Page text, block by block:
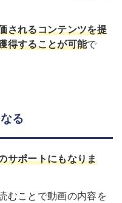
されるコンテンツを提
得することが可能で
る
サポートにもなりま
むことで動画の内容を